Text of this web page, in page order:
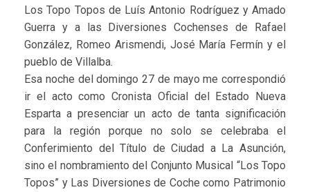
Los Topo Topos de Luís Antonio Rodríguez y Amado
Guerra y a las Diversiones Cochenses de Rafael
González, Romeo Arismendi, José María Fermín y el
pueblo de Villalba.
Esa noche del domingo 27 de mayo me correspondió
ir el acto como Cronista Oficial del Estado Nueva
Esparta a presenciar un acto de tanta significación
para la región porque no solo se celebraba el
Conferimiento del Título de Ciudad a La Asunción,
sino el nombramiento del Conjunto Musical “Los Topo
Topos” y Las Diversiones de Coche como Patrimonio